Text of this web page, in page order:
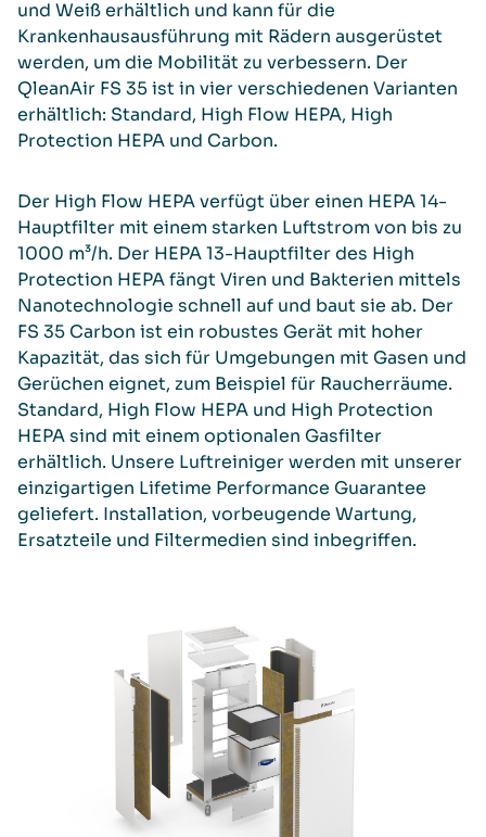
und Weiß erhältlich und kann für die
Krankenhausausführung mit Rädern ausgerüstet
werden, um die Mobilität zu verbessern. Der
QleanAir FS 35 ist in vier verschiedenen Varianten
erhältlich: Standard, High Flow HEPA, High
Protection HEPA und Carbon.
Der High Flow HEPA verfügt über einen HEPA 14-
Hauptfilter mit einem starken Luftstrom von bis zu
1000 m³/h. Der HEPA 13-Hauptfilter des High
Protection HEPA fängt Viren und Bakterien mittels
Nanotechnologie schnell auf und baut sie ab. Der
FS 35 Carbon ist ein robustes Gerät mit hoher
Kapazität, das sich für Umgebungen mit Gasen und
Gerüchen eignet, zum Beispiel für Raucherräume.
Standard, High Flow HEPA und High Protection
HEPA sind mit einem optionalen Gasfilter
erhältlich. Unsere Luftreiniger werden mit unserer
einzigartigen Lifetime Performance Guarantee
geliefert. Installation, vorbeugende Wartung,
Ersatzteile und Filtermedien sind inbegriffen.